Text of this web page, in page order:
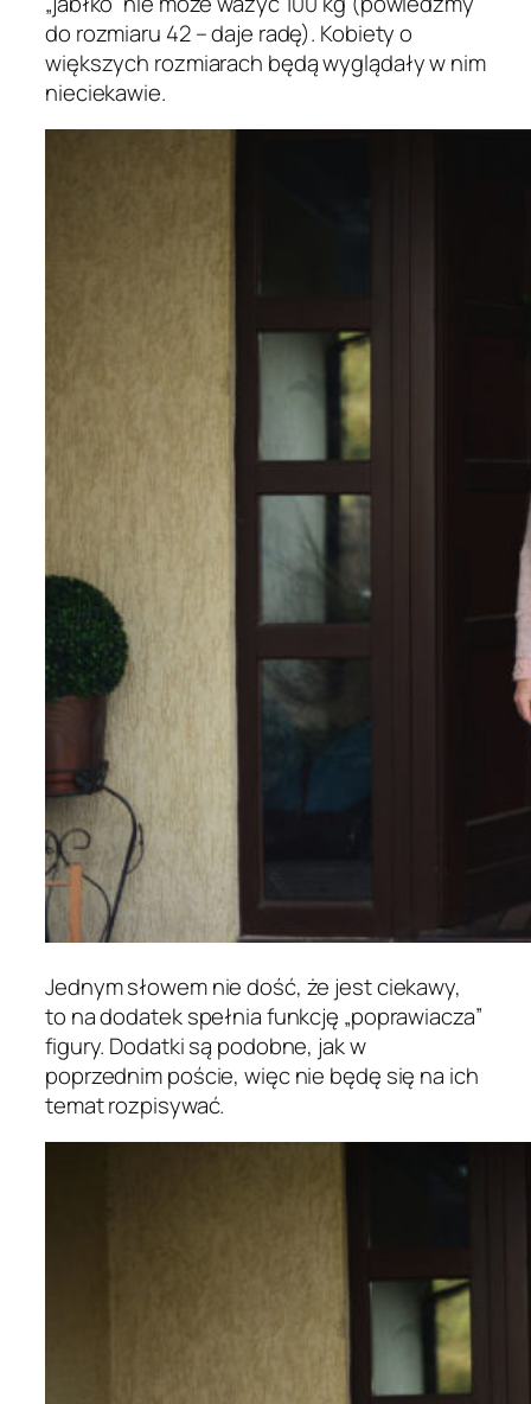
do rozmiaru 42 – daje radę). Kobiety o
większych rozmiarach będą wyglądały w nim
nieciekawie.
Jednym słowem nie dość, że jest ciekawy,
to na dodatek spełnia funkcję „poprawiacza”
figury. Dodatki są podobne, jak w
poprzednim poście, więc nie będę się na ich
temat rozpisywać.